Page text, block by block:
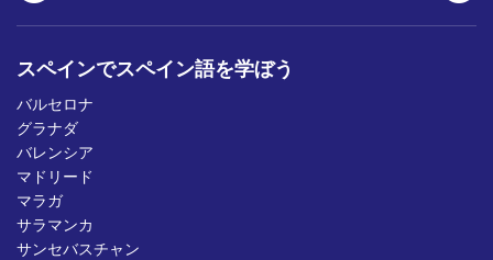
スペインでスペイン語を学ぼう
バルセロナ
グラナダ
バレンシア
マドリード
マラガ
サラマンカ
サンセバスチャン